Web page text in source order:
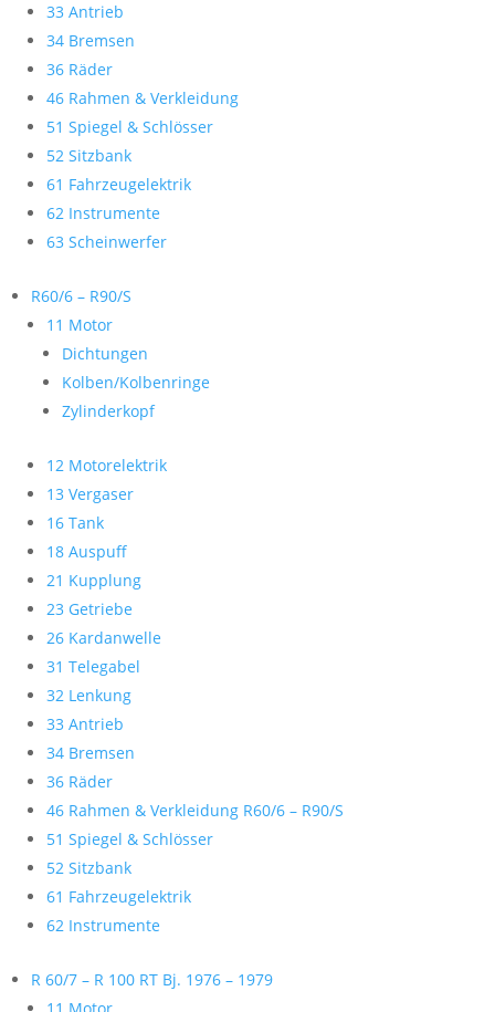
33 Antrieb
34 Bremsen
36 Räder
46 Rahmen & Verkleidung
51 Spiegel & Schlösser
52 Sitzbank
61 Fahrzeugelektrik
62 Instrumente
63 Scheinwerfer
R60/6 – R90/S
11 Motor
Dichtungen
Kolben/Kolbenringe
Zylinderkopf
12 Motorelektrik
13 Vergaser
16 Tank
18 Auspuff
21 Kupplung
23 Getriebe
26 Kardanwelle
31 Telegabel
32 Lenkung
33 Antrieb
34 Bremsen
36 Räder
46 Rahmen & Verkleidung R60/6 – R90/S
51 Spiegel & Schlösser
52 Sitzbank
61 Fahrzeugelektrik
62 Instrumente
R 60/7 – R 100 RT Bj. 1976 – 1979